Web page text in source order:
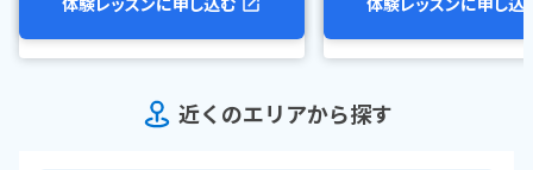
近くのエリアから探す